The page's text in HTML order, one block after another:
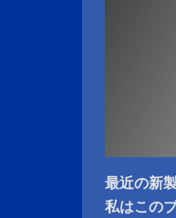
最近の新
私はこの